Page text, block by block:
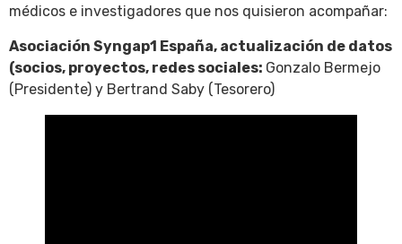
médicos e investigadores que nos quisieron acompañar:
Asociación Syngap1 España, actualización de datos
(socios, proyectos, redes sociales: Gonzalo Bermejo
(Presidente) y Bertrand Saby (Tesorero)